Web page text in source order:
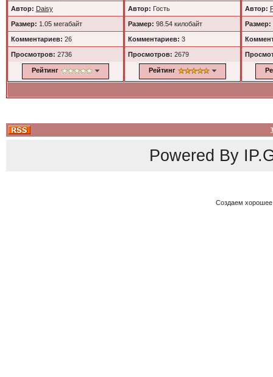
Автор: Daisy
Размер: 1.05 мегабайт
Комментариев: 26
Просмотров: 2736
Рейтинг
Автор: Гость
Размер: 98.54 килобайт
Комментариев: 3
Просмотров: 2679
Рейтинг
Автор:
Размер:
Powered By
Создаем